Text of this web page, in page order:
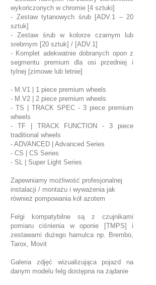
wykończonych w chromie [4 sztuki]
- Zestaw tytanowych śrub [ADV.1 – 20
sztuk]
- Zestaw śrub w kolorze czarnym lub
srebrnym [20 sztuk] / [ADV.1]
- Komplet adekwatnie dobranych opon z
segmentu premium dla osi przedniej i
tylnej [zimowe lub letnie]
- M.V1 | 1 piece premium wheels
- M.V2 | 2 piece premium wheels
- TS | TRACK SPEC - 3 piece premium
wheels
- TF | TRACK FUNCTION - 3 piece
traditional wheels
- ADVANCED | Advanced Series
- CS | CS Series
- SL | Super Light Series
Zapewniamy możliwość profesjonalnej
instalacji / montażu i wyważenia jak
również pompowania kół azotem
Felgi kompatybilne są z czujnikami
pomiaru ciśnienia w oponie [TMPS] i
zestawami dużego hamulca np. Brembo,
Tarox, Movit
Galeria zdjęć wizualizująca pojazd na
danym modelu felg dostępna na żądanie